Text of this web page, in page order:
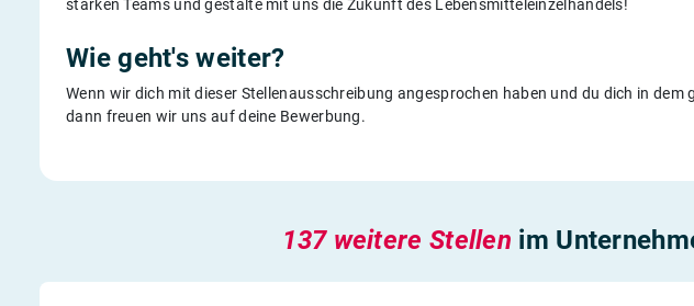
starken Teams und gestalte mit uns die Zukunft des Lebensmitteleinzelhandels!
Wie geht's weiter?
Wenn wir dich mit dieser Stellenausschreibung angesprochen haben und du dich in dem
dann freuen wir uns auf deine Bewerbung.
137 weitere Stellen im